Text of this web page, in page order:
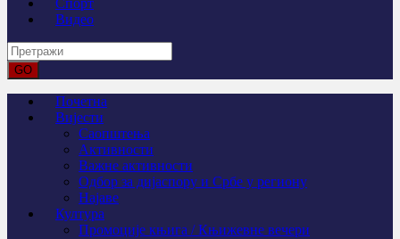
Спорт
Видео
Почетна
Вијести
Саопштења
Активности
Важне активности
Одбор за дијаспору и Србе у региону
Најаве
Култура
Промоције књига / Књижевне вечери